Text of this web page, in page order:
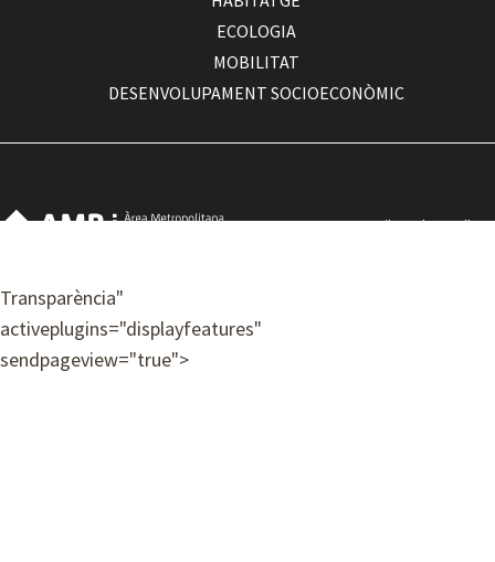
ECOLOGIA
MOBILITAT
DESENVOLUPAMENT SOCIOECONÒMIC
Com arribar a la seu d'AMB
Transparència"
activeplugins="displayfeatures"
sendpageview="true">